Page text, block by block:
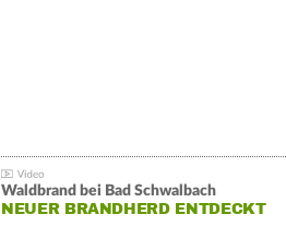
Waldbrand bei Bad Schwalbach
NEUER BRANDHERD ENTDECKT